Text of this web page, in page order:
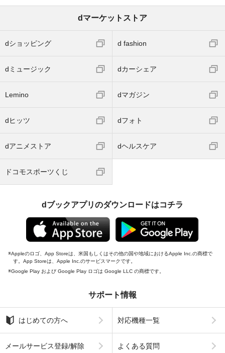
dマーケットストア
dショッピング d fashion
dミュージック dカーシェア
Lemino dマガジン
dヒッツ dフォト
dアニメストア dヘルスケア
ドコモスポーツくじ
dブックアプリのダウンロードはコチラ
Appleのロゴ、App Storeは、米国もしくはその他の国や地域におけるApple Inc.の商標で
す。App Storeは、Apple Inc.のサービスマークです。
Google Play および Google Play ロゴは Google LLC の商標です。
サポート情報
はじめての方へ 対応機種一覧
メールサービス登録/解除 よくある質問